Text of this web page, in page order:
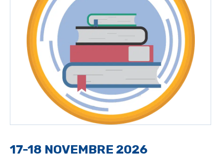
17-18 NOVEMBRE 2026